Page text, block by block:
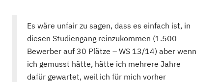
Es wäre unfair zu sagen, dass es einfach ist, in
diesen Studiengang reinzukommen (1.500
Bewerber auf 30 Plätze – WS 13/14) aber wenn
ich gemusst hätte, hätte ich mehrere Jahre
dafür gewartet, weil ich für mich vorher